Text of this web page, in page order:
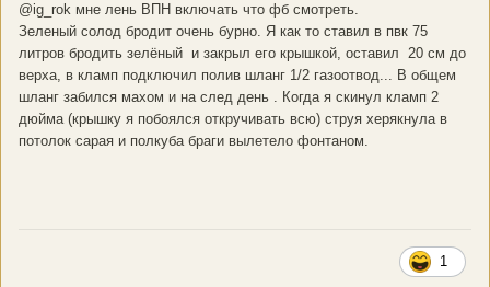
@ig_rok мне лень ВПН включать что фб смотреть.
Зеленый солод бродит очень бурно. Я как то ставил в пвк 75
литров бродить зелёный и закрыл его крышкой, оставил 20 см до
верха, в кламп подключил полив шланг 1/2 газоотвод... В общем
шланг забился махом и на след день . Когда я скинул кламп 2
дюйма (крышку я побоялся откручивать всю) струя херякнула в
потолок сарая и полкуба браги вылетело фонтаном.
1